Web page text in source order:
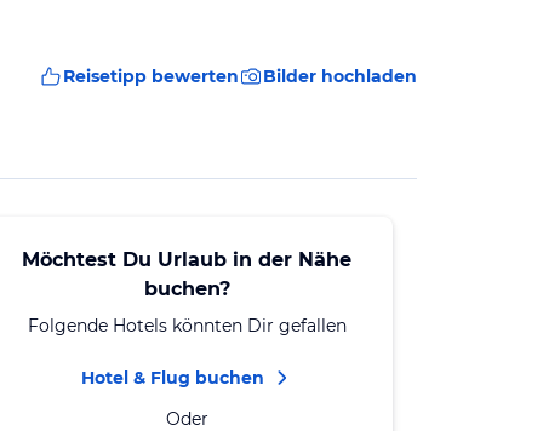
Reisetipp bewerten Bilder hochladen
Möchtest Du Urlaub in der Nähe
buchen?
Folgende Hotels könnten Dir gefallen
Hotel & Flug buchen
Oder